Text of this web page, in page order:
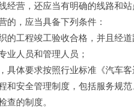
营，还应当有明确的线路和站
，应当具备下列条件：
工程竣工验收合格，并且经道
人员和管理人员；
体要求按照行业标准《汽车客
安全管理制度，包括服务规范
查的制度。